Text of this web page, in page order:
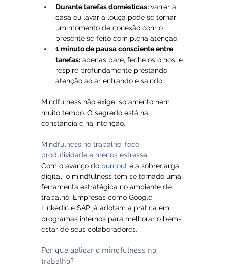
Durante tarefas domésticas: varrer a
casa ou lavar a louça pode se tornar
um momento de conexão com o
presente se feito com plena atenção.
1 minuto de pausa consciente entre
tarefas: apenas pare, feche os olhos, e
respire profundamente prestando
atenção ao ar entrando e saindo.
Mindfulness não exige isolamento nem
muito tempo. O segredo está na
constância e na intenção.
Mindfulness no trabalho: foco,
produtividade e menos estresse
Com o avanço do burnout e a sobrecarga
digital, o mindfulness tem se tornado uma
ferramenta estratégica no ambiente de
trabalho. Empresas como Google,
LinkedIn e SAP já adotam a prática em
programas internos para melhorar o bem-
estar de seus colaboradores.
Por que aplicar o mindfulness no
trabalho?